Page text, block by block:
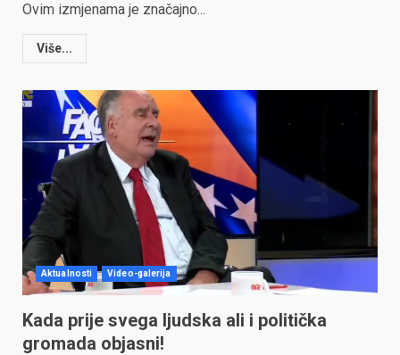
Ovim izmjenama je značajno...
Više...
Aktualnosti Video-galerija
Kada prije svega ljudska ali i politička
gromada objasni!